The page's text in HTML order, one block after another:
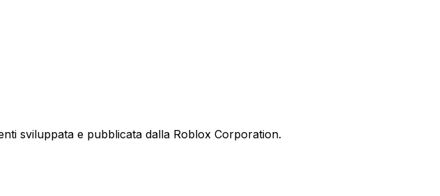
sviluppata e pubblicata dalla Roblox Corporation.